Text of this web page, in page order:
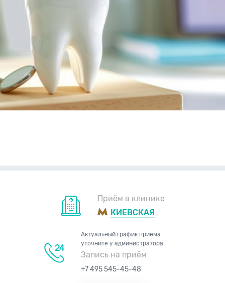
Приём в клинике
КИЕВСКАЯ
Актуальный график приёма
уточните у администратора
Запись на приём
+7 495 545-45-48